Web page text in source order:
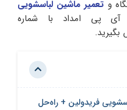
و تعمیر ماشین لباسشویی
پی امداد با شماره
بگیرید.
فریدولین + راه‌حل